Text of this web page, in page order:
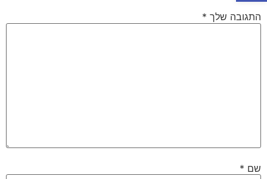
התגובה שלך *
שם *